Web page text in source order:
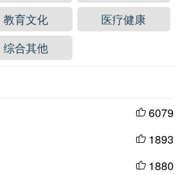
教育文化
医疗健康
综合其他
 6079
 1893
 1880